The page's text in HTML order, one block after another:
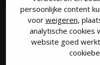
persoonlijke content
voor weigeren,
analytische cookies
website goed